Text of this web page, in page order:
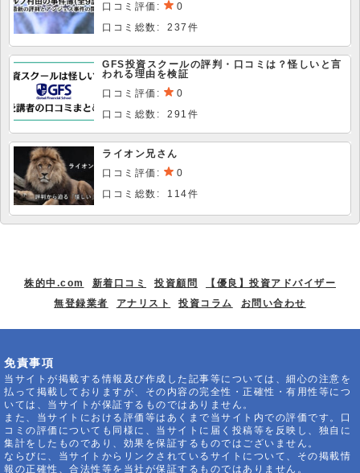
口コミ評価:
0
口コミ総数: 237件
GFS投資スクールの評判・口コミは？怪しいと言
われる理由を検証
口コミ評価:
0
口コミ総数: 291件
ライオン兄さん
口コミ評価:
0
口コミ総数: 114件
株的中.com 新着口コミ 投資顧問
【優良】投資アドバイザー
無登録業者
アナリスト 投資コラム お問い合わせ
免責事項
当サイトが掲載する情報及び作成した記事等については、細心の注意を
払って掲載しておりますが、その内容の完全性・正確性・有用性等につ
いては、当サイトが保証するものではありません。
また、当サイトにおける評価等はあくまで当サイト内での評価です。口
コミの評価についても同様に、当サイトに届く投稿等を反映し、独自に
集計をしたものであり、効果を保証するものではございません。
ならびに、当サイトからリンクされているサイトについて、その掲載情
報の正確性、合法性等を当社が保証するものではありません。